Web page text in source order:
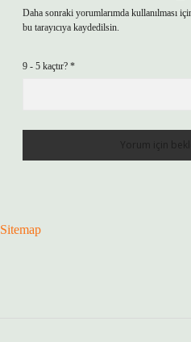
Daha sonraki yorumlarımda kullanılması
bu tarayıcıya kaydedilsin.
9 - 5 kaçtır? *
Sitemap